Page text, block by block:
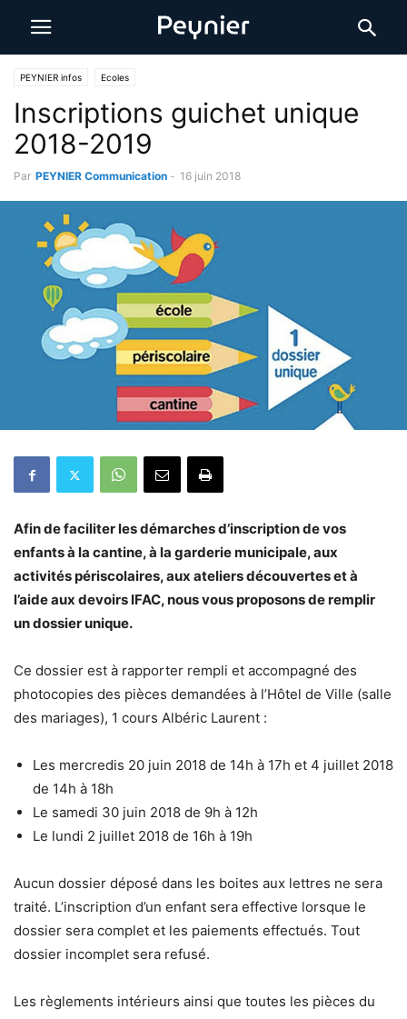
PEYNIER infos Ecoles
Inscriptions guichet unique
2018-2019
Par PEYNIER Communication - 16 juin 2018
Afin de faciliter les démarches d’inscription de vos
enfants à la cantine, à la garderie municipale, aux
activités périscolaires, aux ateliers découvertes et à
l’aide aux devoirs IFAC, nous vous proposons de remplir
un dossier unique.
Ce dossier est à rapporter rempli et accompagné des
photocopies des pièces demandées à l’Hôtel de Ville (salle
des mariages), 1 cours Albéric Laurent :
Les mercredis 20 juin 2018 de 14h à 17h et 4 juillet 2018
de 14h à 18h
Le samedi 30 juin 2018 de 9h à 12h
Le lundi 2 juillet 2018 de 16h à 19h
Aucun dossier déposé dans les boites aux lettres ne sera
traité. L’inscription d’un enfant sera effective lorsque le
dossier sera complet et les paiements effectués. Tout
dossier incomplet sera refusé.
Les règlements intérieurs ainsi que toutes les pièces du